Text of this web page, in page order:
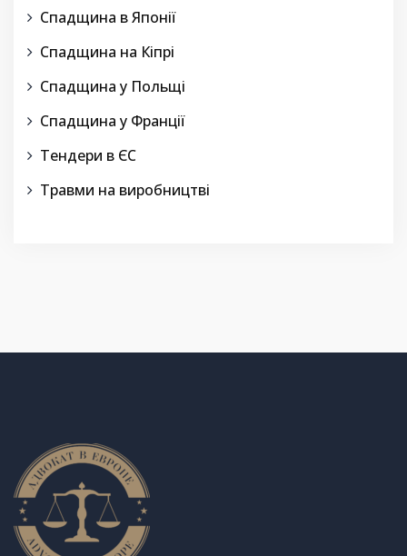
Спадщина в Японії
Спадщина на Кіпрі
Спадщина у Польщі
Спадщина у Франції
Тендери в ЄС
Травми на виробництві